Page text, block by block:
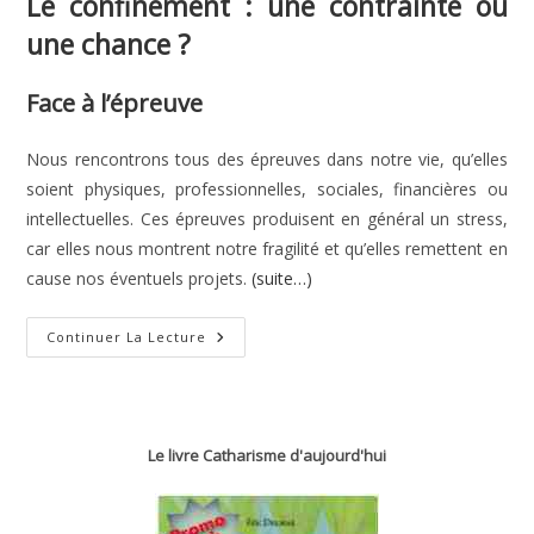
une chance ?
Face à l’épreuve
Nous rencontrons tous des épreuves dans notre vie, qu’elles
soient physiques, professionnelles, sociales, financières ou
intellectuelles. Ces épreuves produisent en général un stress,
car elles nous montrent notre fragilité et qu’elles remettent en
cause nos éventuels projets.(suite…)
Continuer La Lecture Le
Confinement :
Le livre Catharisme d'aujourd'hui